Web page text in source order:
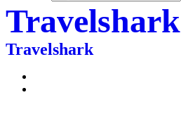
Travelshark
Travelshark